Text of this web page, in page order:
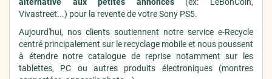
Vivastreet...) pour la revente de votre Sony PS5.
Aujourd'hui, nos clients soutiennent notre service e-Recycle
centré principalement sur le recyclage mobile et nous poussent
à étendre notre catalogue de reprise notamment sur les
tablettes, PC ou autres produits électroniques (montres